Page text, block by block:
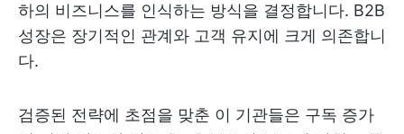
하의 비즈니스를 인식하는 방식을 결정합니다. B2B
성장은 장기적인 관계와 고객 유지에 크게 의존합니
다.
검증된 전략에 초점을 맞춘 이 기관들은 구독 증가